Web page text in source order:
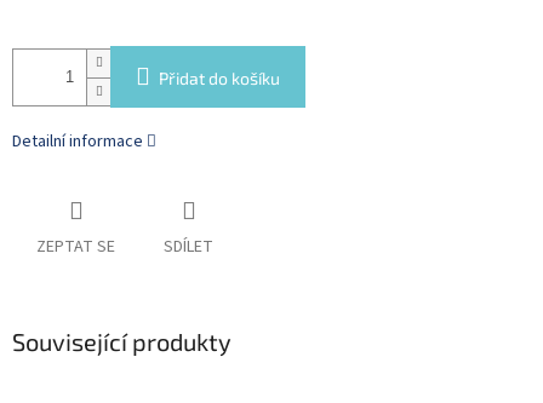
Přidat do košíku
Detailní informace
ZEPTAT SE SDÍLET
Související produkty